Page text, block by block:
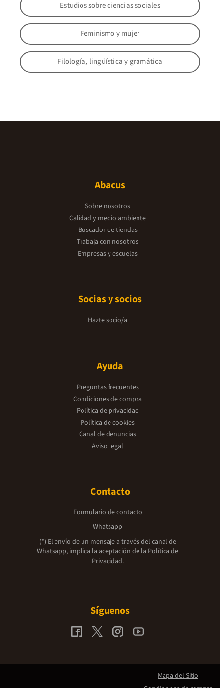
Estudios sobre ciencias sociales
Feminismo y mujer
Filología, lingüística y gramática
Abacus
Sobre nosotros
Calidad y medio ambiente
Buscador de tiendas
Trabaja con nosotros
Empresas y escuelas
Socias y socios
Hazte socio/a
Ayuda
Preguntas frecuentes
Condiciones de compra
Política de privacidad
Política de cookies
Canal de denuncias
Aviso legal
Contacto
Formulario de contacto
Whatsapp
(*) El envío de un mensaje a través del canal de
Whatsapp, implica la aceptación de la Política de
Privacidad.
Síguenos
Mapa del Sitio